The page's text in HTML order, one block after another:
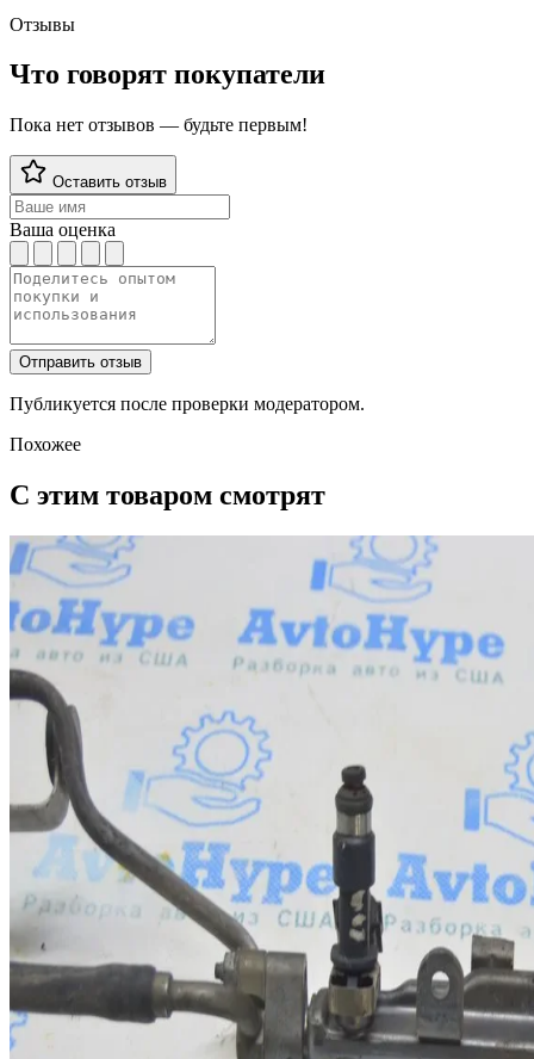
Отзывы
Что говорят покупатели
Пока нет отзывов — будьте первым!
Оставить отзыв
Ваша оценка
Отправить отзыв
Публикуется после проверки модератором.
Похожее
С этим товаром смотрят